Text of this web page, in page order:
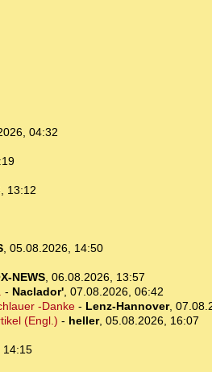
04:32
13:12
, 05.08.2026, 14:50
NEWS, 06.08.2026, 13:57
- Naclador', 07.08.2026, 06:42
-Danke- Lenz-Hannover,
(Engl.) - heller, 05.08.2026, 16:07
14:15